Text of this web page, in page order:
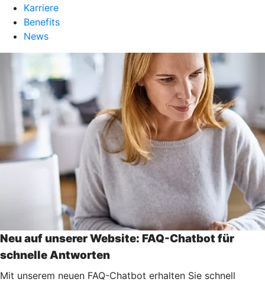
Karriere
Benefits
News
Neu auf unserer Website: FAQ-Chatbot für
schnelle Antworten
Mit unserem neuen FAQ-Chatbot erhalten Sie schnell